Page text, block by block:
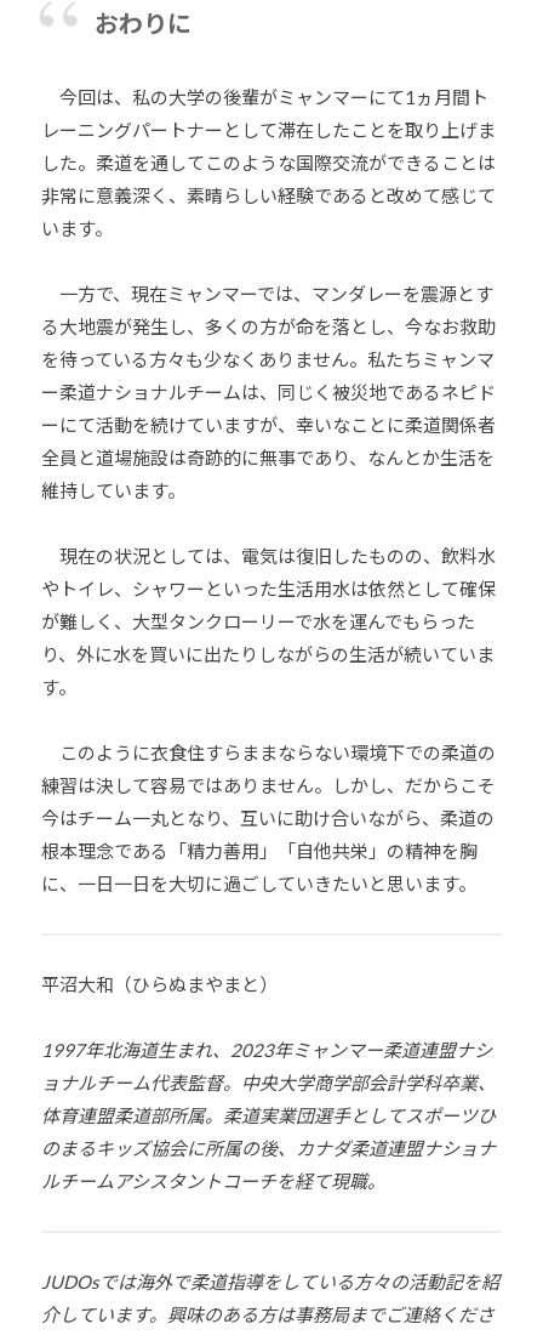
おわりに
今回は、私の大学の後輩がミャンマーにて1ヵ月間ト
レーニングパートナーとして滞在したことを取り上げま
した。柔道を通してこのような国際交流ができることは
非常に意義深く、素晴らしい経験であると改めて感じて
います。
一方で、現在ミャンマーでは、マンダレーを震源とす
る大地震が発生し、多くの方が命を落とし、今なお救助
を待っている方々も少なくありません。私たちミャンマ
ー柔道ナショナルチームは、同じく被災地であるネピド
ーにて活動を続けていますが、幸いなことに柔道関係者
全員と道場施設は奇跡的に無事であり、なんとか生活を
維持しています。
現在の状況としては、電気は復旧したものの、飲料水
やトイレ、シャワーといった生活用水は依然として確保
が難しく、大型タンクローリーで水を運んでもらった
り、外に水を買いに出たりしながらの生活が続いていま
す。
このように衣食住すらままならない環境下での柔道の
練習は決して容易ではありません。しかし、だからこそ
今はチーム一丸となり、互いに助け合いながら、柔道の
根本理念である「精力善用」「自他共栄」の精神を胸
に、一日一日を大切に過ごしていきたいと思います。
平沼大和（ひらぬまやまと）
1997年北海道生まれ、2023年ミャンマー柔道連盟ナシ
ョナルチーム代表監督。中央大学商学部会計学科卒業、
体育連盟柔道部所属。柔道実業団選手としてスポーツひ
のまるキッズ協会に所属の後、カナダ柔道連盟ナショナ
ルチームアシスタントコーチを経て現職。
JUDOsでは海外で柔道指導をしている方々の活動記を紹
介しています。興味のある方は事務局までご連絡くださ